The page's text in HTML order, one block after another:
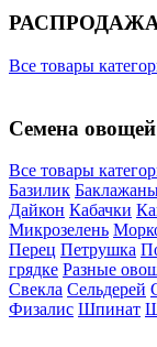
Все товары
Семена овощей
Все товары
Базилик
Дайкон Кабачки
Микрозелень
Перец Петрушка
грядке Разные
Свекла Сельдерей
Физалис Шпинат